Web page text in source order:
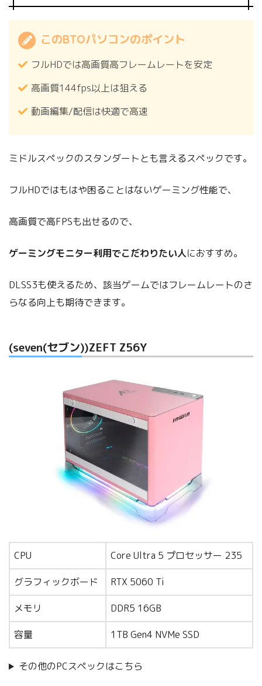
このBTOパソコンのポイント
フルHDでは高画質高フレームレートを安定
高画質144fps以上は狙える
動画編集/配信は快適で高速
ミドルスペックのスタンダートとも言えるスペックです。
フルHDではもはや困ることはないゲーミング性能で、
高画質で高FPSも出せるので、
ゲーミングモニター利用でこだわりたい人におすすめ。
DLSS3も使えるため、該当ゲームではフレームレートのさ
らなる向上も期待できます。
(seven(セブン))ZEFT Z56Y
CPU Core Ultra 5 プロセッサー 235
グラフィックボード RTX 5060 Ti
メモリ DDR5 16GB
容量 1TB Gen4 NVMe SSD
その他のPCスペックはこちら